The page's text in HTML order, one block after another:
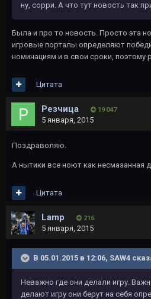
ну, сорри. А что тут новость так
Была и про то новость. Просто эта
игровые порталы определяют
номинациям и в свои сроки, поэтому
Цитата
Резчица 19 047
5 января, 2015
Поздраволяю.
А нытики все ноют как несмазанная
Цитата
Lamp 216
5 января, 2015
В 05.01.2015 в 12:06, SAW4
Неважно где они делали игру.
делают игру они берут на себя